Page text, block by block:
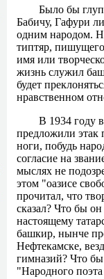
Было бы
Бабичу, Гафури
одним народом.
типтяр, пишущего
имя или
жизнь служил
будет
нравственном
В 1934 году
предложили этак
ноги, побудь
согласие на
мыслях не
этом "оазисе
прочитал, что
сказал? Что бы
настоящему
башкир, нынче
Нефтекамске,
гимназий? Что бы
"Народного